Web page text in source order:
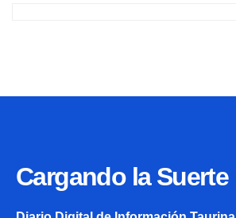
Cargando la Suerte